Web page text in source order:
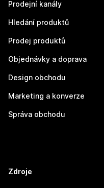
Prodejní kanály
Hledání produktů
Prodej produktů
Objednávky a doprava
Design obchodu
Marketing a konverze
Správa obchodu
Zdroje